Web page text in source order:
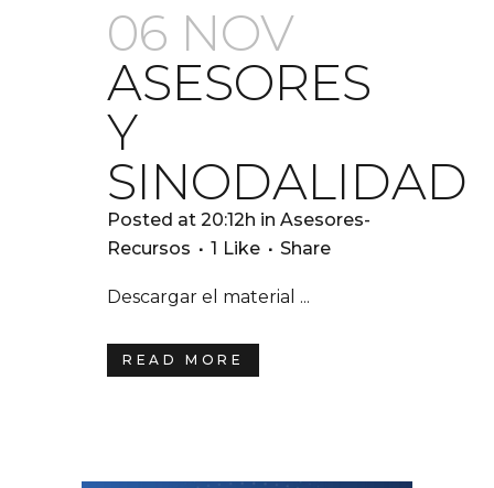
06 NOV
ASESORES
Y
SINODALIDAD
Posted at 20:12h in Asesores-
Recursos
1 Like Share
Descargar el material ...
READ MORE